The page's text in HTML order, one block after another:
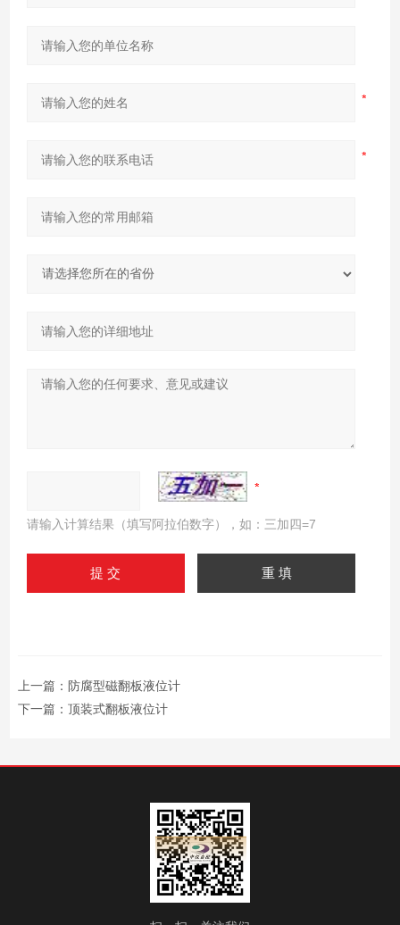
请输入计算结果（填写阿拉伯数字），如：三加四=7
上一篇： 防腐型磁翻板液位计
下一篇： 顶装式翻板液位计